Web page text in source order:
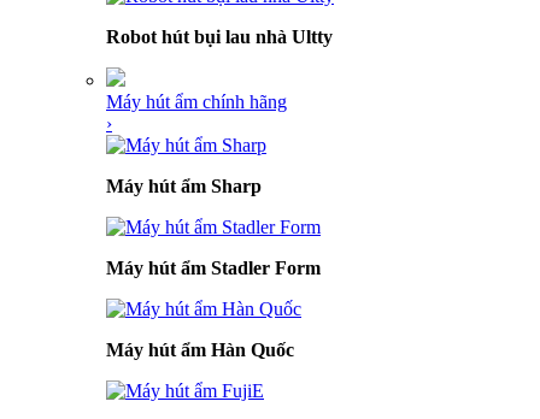
Robot hút bụi lau nhà Ultty
Máy hút ẩm chính hãng
›
Máy hút ẩm Sharp
Máy hút ẩm Stadler Form
Máy hút ẩm Hàn Quốc